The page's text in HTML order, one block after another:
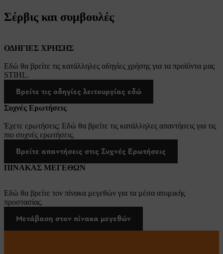
Σέρβις και συμβουλές
ΟΔΗΓΙΕΣ ΧΡΗΣΗΣ
Εδώ θα βρείτε τις κατάλληλες οδηγίες χρήσης για τα προϊόντα μας
STIHL.
Βρείτε τις οδηγίες λειτουργίας εδώ
Συχνές Ερωτήσεις
Έχετε ερωτήσεις; Εδώ θα βρείτε τις κατάλληλες απαντήσεις για τις
πιο συχνές ερωτήσεις.
Βρείτε απαντήσεις στις Συχνές Ερωτήσεις
ΠΙΝΑΚΑΣ ΜΕΓΕΘΩΝ
Εδώ θα βρείτε τον πίνακα μεγεθών για τα μέσα ατομικής
προστασίας.
Μετάβαση στον πίνακα μεγεθών